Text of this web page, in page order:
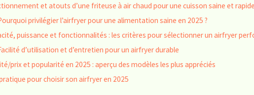
et atouts d’une friteuse à air chaud pour une cuisson saine et rapide
privilégier l’airfryer pour une alimentation saine en 2025 ?
puissance et fonctionnalités : les critères pour sélectionner un airfryer
d’utilisation et d’entretien pour un airfryer durable
prix et popularité en 2025 : aperçu des modèles les plus appréciés
pratique pour choisir son airfryer en 2025